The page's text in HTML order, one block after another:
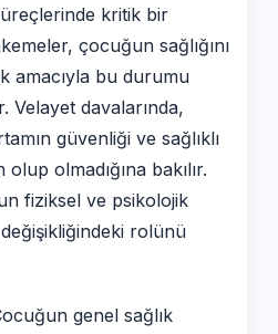
kritik bir
çocuğun sağlığını
amacıyla bu durumu
Velayet davalarında,
güvenliği ve sağlıklı
olmadığına bakılır.
fiziksel ve psikolojik
rolünü
genel sağlık